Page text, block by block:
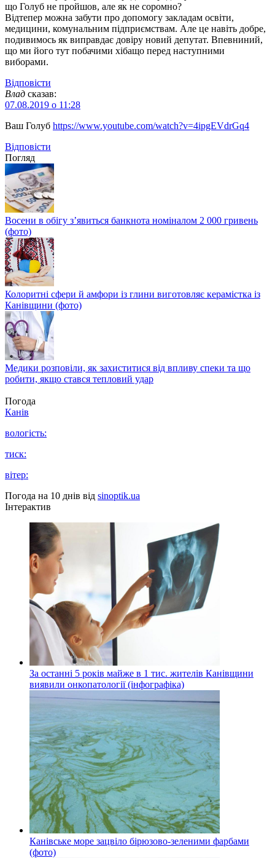
що Голуб не пройшов, але як не соромно?
Відтепер можна забути про допомогу закладам освіти,
медицини, комунальним підприємствам. Але це навіть добре,
подивимось як виправдає довіру новий депутат. Впевниний,
що ми його тут побачими хібащо перед наступними
виборами.
Відповіcти
Влад сказав:
07.08.2019 о 11:28
Ваш Голуб https://www.youtube.com/watch?v=4ipgEVdrGq4
Відповіcти
Погляд
Восени в обігу з’явиться банкнота номіналом 2 000 гривень
(фото)
Колоритні сфери й амфори із глини виготовляє керамістка із
Канівщини (фото)
Медики розповіли, як захиститися від впливу спеки та що
робити, якщо стався тепловий удар
Погода
Канів
вологість:
тиск:
вітер:
Погода на 10 днів від sinoptik.ua
Інтерактив
За останні 5 років майже в 1 тис. жителів Канівщини
виявили онкопатології (інфографіка)
Канівське море зацвіло бірюзово-зеленими фарбами
(фото)